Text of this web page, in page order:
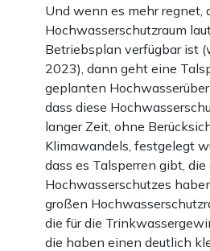
Und wenn es mehr regnet,
Hochwasserschutzraum
Betriebsplan verfügbar ist
2023), dann geht eine
geplanten
dass diese
langer Zeit, ohne
Klimawandels, festgelegt
dass es Talsperren gibt,
Hochwasserschutzes
großen
die für die
die haben einen deutlich